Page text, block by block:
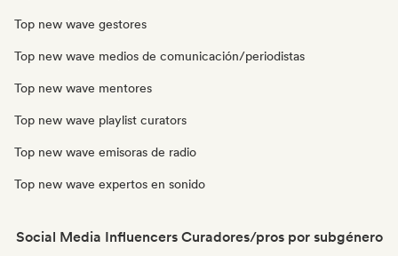
Top new wave gestores
Top new wave medios de comunicación/periodistas
Top new wave mentores
Top new wave playlist curators
Top new wave emisoras de radio
Top new wave expertos en sonido
Social Media Influencers Curadores/pros por subgénero